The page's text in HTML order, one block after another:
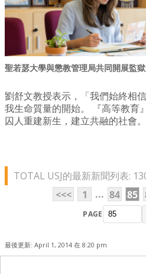
聖若瑟大學與懲教管理局共同開展監
劉舒文教授表示，「我們始終相
我生命質量的開始。 『高等教育
囚人重建新生，建立共融的社會。
TOTAL USJ的最新新聞列表:
<<<
1 ... 84 85
PAGE
最後更新: April 1, 2014 在 8:20 pm